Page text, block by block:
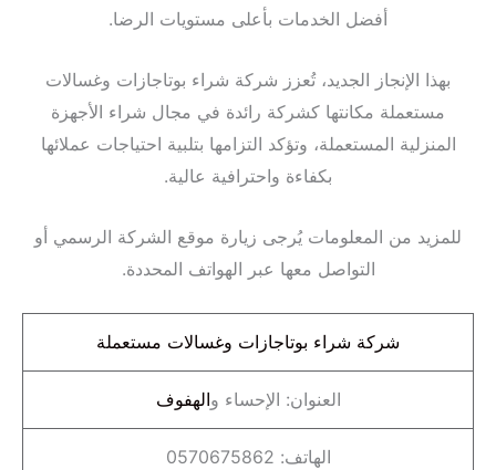
أفضل الخدمات بأعلى مستويات الرضا.
بهذا الإنجاز الجديد، تُعزز شركة شراء بوتاجازات وغسالات
مستعملة مكانتها كشركة رائدة في مجال شراء الأجهزة
المنزلية المستعملة، وتؤكد التزامها بتلبية احتياجات عملائها
بكفاءة واحترافية عالية.
للمزيد من المعلومات يُرجى زيارة موقع الشركة الرسمي أو
التواصل معها عبر الهواتف المحددة.
شركة شراء بوتاجازات وغسالات مستعملة
العنوان: الإحساء والهفوف
الهاتف: 0570675862